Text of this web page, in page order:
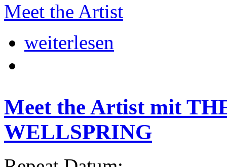
Meet the Artist
weiterlesen
Meet the Artist mit
WELLSPRING